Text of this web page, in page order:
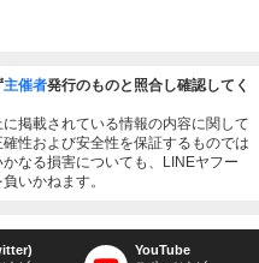
主催者発行のものと照合し確認してく
掲載されている情報の内容に関して
性および安全性を保証するものでは
なる損害についても、LINEヤフー
いかねます。
YouTube